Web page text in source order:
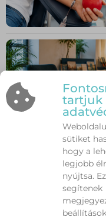
tartjuk
sütiket
hogy a
legjobb
nyújtsa.
segítenek